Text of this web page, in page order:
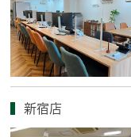
新宿店